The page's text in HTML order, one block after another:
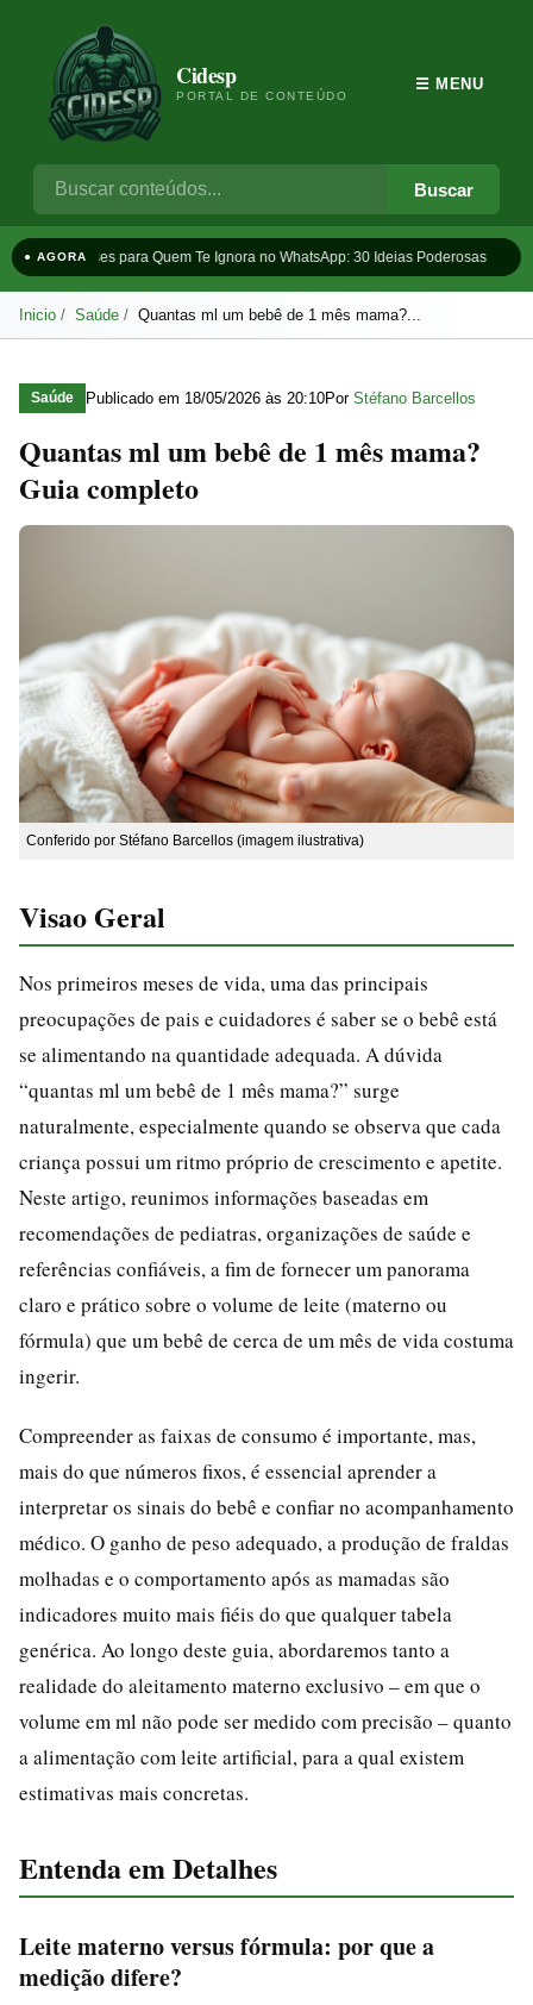
Cidesp
PORTAL DE CONTEÚDO
Buscar
☰ MENU
● AGORAFrases para Quem Te Ignora no WhatsApp: 30 Ideias Poderosas
Inicio Saúde Quantas ml um bebê de 1 mês mama?...
Saúde Publicado em 18/05/2026 às 20:10Por Stéfano Barcellos
Quantas ml um bebê de 1 mês mama?
Guia completo
Conferido por Stéfano Barcellos (imagem ilustrativa)
Visao Geral
Nos primeiros meses de vida, uma das principais
preocupações de pais e cuidadores é saber se o bebê está
se alimentando na quantidade adequada. A dúvida
“quantas ml um bebê de 1 mês mama?” surge
naturalmente, especialmente quando se observa que cada
criança possui um ritmo próprio de crescimento e apetite.
Neste artigo, reunimos informações baseadas em
recomendações de pediatras, organizações de saúde e
referências confiáveis, a fim de fornecer um panorama
claro e prático sobre o volume de leite (materno ou
fórmula) que um bebê de cerca de um mês de vida costuma
ingerir.
Compreender as faixas de consumo é importante, mas,
mais do que números fixos, é essencial aprender a
interpretar os sinais do bebê e confiar no acompanhamento
médico. O ganho de peso adequado, a produção de fraldas
molhadas e o comportamento após as mamadas são
indicadores muito mais fiéis do que qualquer tabela
genérica. Ao longo deste guia, abordaremos tanto a
realidade do aleitamento materno exclusivo – em que o
volume em ml não pode ser medido com precisão – quanto
a alimentação com leite artificial, para a qual existem
estimativas mais concretas.
Entenda em Detalhes
Leite materno versus fórmula: por que a
medição difere?